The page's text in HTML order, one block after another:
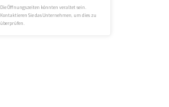
Die Öffnungszeiten könnten veraltet sein.
Kontaktieren Sie das Unternehmen, um dies zu
überprüfen.